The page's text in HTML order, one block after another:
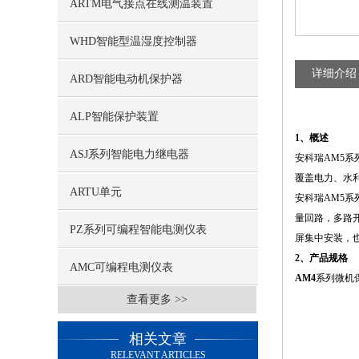
ARTM电气接点在线测温装置
WHD智能型温湿度控制器
ARD智能电动机保护器
ALP智能保护装置
ASJ系列智能电力继电器
ARTU单元
PZ系列可编程智能电测仪表
AMC可编程电测仪表
查看更多 >>
相关文章
RELEVANT ARTICLES
详细介绍
1、概述
安科瑞AM5系
覆盖电力、水
安科瑞AM5系
量回路，多路
屏集中安装，
2、产品规格
AM4系列微机